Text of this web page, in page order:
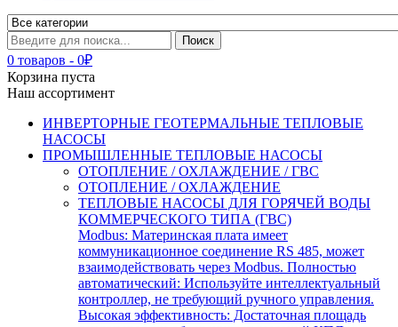
0 товаров - 0₽
Корзина пуста
Наш ассортимент
ИНВЕРТОРНЫЕ ГЕОТЕРМАЛЬНЫЕ ТЕПЛОВЫЕ
НАСОСЫ
ПРОМЫШЛЕННЫЕ ТЕПЛОВЫЕ НАСОСЫ
ОТОПЛЕНИЕ / ОХЛАЖДЕНИЕ / ГВС
ОТОПЛЕНИЕ / ОХЛАЖДЕНИЕ
ТЕПЛОВЫЕ НАСОСЫ ДЛЯ ГОРЯЧЕЙ ВОДЫ
КОММЕРЧЕСКОГО ТИПА (ГВС)
Modbus: Материнская плата имеет
коммуникационное соединение RS 485, может
взаимодействовать через Modbus. Полностью
автоматический: Используйте интеллектуальный
контроллер, не требующий ручного управления.
Высокая эффективность: Достаточная площадь